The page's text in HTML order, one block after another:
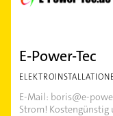
E-Power-Tec
E-Mail: boris@e-
Strom! Kostengünstig